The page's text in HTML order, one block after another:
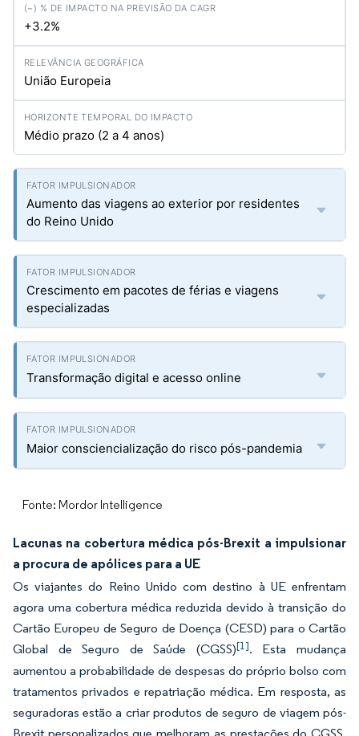
+3.2%
União Europeia
Médio prazo (2 a 4 anos)
Aumento das viagens ao exterior por residentes
do Reino Unido
Crescimento em pacotes de férias e viagens
especializadas
Transformação digital e acesso online
Maior consciencialização do risco pós-pandemia
Fonte: Mordor Intelligence
Lacunas na cobertura médica pós-Brexit a impulsionar
a procura de apólices para a UE
Os viajantes do Reino Unido com destino à UE enfrentam
agora uma cobertura médica reduzida devido à transição do
Cartão Europeu de Seguro de Doença (CESD) para o Cartão
Global de Seguro de Saúde (CGSS)[1]. Esta mudança
aumentou a probabilidade de despesas do próprio bolso com
tratamentos privados e repatriação médica. Em resposta, as
seguradoras estão a criar produtos de seguro de viagem pós-